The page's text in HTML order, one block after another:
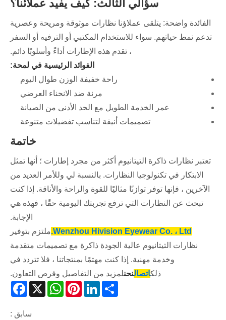
سؤالي الثالث: كيف يفيد عملائنا؟
الفائدة واضحة: يتلقى عملاؤنا نظارات موثوقة ومريحة وعصرية
تدعم نمط حياتهم. سواء للاستخدام المكتبي أو الترفيه أو السفر
، تقدم هذه الإطارات أداءً وأسلوبًا دائم.
الفوائد الرئيسية في لمحة:
راحة خفيفة الوزن طوال اليوم
مرنة ضد الانحناء العرضي
عمر الخدمة الطويل مع الحد الأدنى من الصيانة
تصميمات أنيقة لتناسب تفضيلات متنوعة
خاتمة
تعتبر نظارات ذاكرة التيتانيوم أكثر من مجرد إطارات ؛ أنها تمثل
الابتكار في تكنولوجيا النظارات. بالنسبة لي وللأمر العديد من
الآخرين ، فإنها توفر توازنًا مثاليًا للقوة والراحة والأناقة. إذا كنت
تبحث عن النظارات التي ترفع تجربتك اليومية حقًا ، فهذه هي
الإجابة.
Wenzhou Hivision Eyewear Co. ، Ltd. ملتزم بتوفير
نظارات التيتانيوم عالية الجودة ذاكرة مع تصميمات متقدمة
وخدمة مهنية. إذا كنت مهتمًا بمنتجاتنا ، فلا تتردد في
ذلكاتصالنحنلمزيد من التفاصيل وفرص التعاون.
X
WhatsAppPinterestLinkedInShare
سابق :